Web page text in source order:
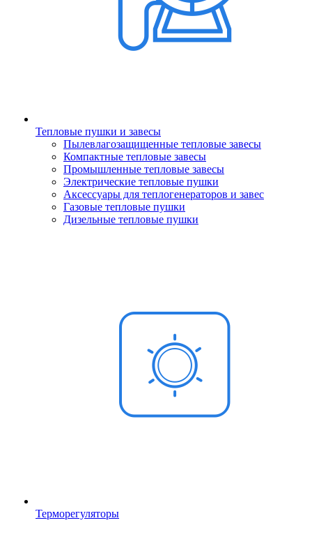
Тепловые пушки и завесы
Пылевлагозащищенные тепловые завесы
Компактные тепловые завесы
Промышленные тепловые завесы
Электрические тепловые пушки
Аксессуары для теплогенераторов и завес
Газовые тепловые пушки
Дизельные тепловые пушки
Терморегуляторы